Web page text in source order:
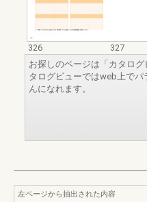
326
327
お探しのページは「カタロ
タログビューではweb上で
んになれます。
左ページから抽出された内容